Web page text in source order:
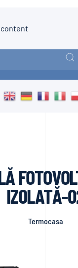
content
IZOLATĂ-
Termocasa